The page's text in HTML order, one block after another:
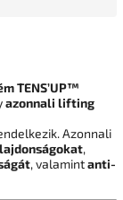
TENS’UP™
azonnali lifting
Azonnali
,
, valamintanti-